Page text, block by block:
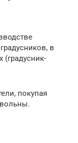
в
покупая